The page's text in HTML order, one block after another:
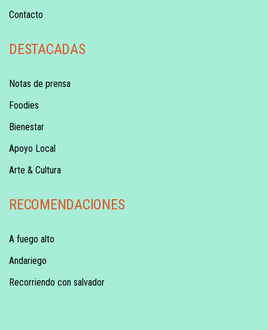
Contacto
DESTACADAS
Notas de prensa
Foodies
Bienestar
Apoyo Local
Arte & Cultura
RECOMENDACIONES
A fuego alto
Andariego
Recorriendo con salvador